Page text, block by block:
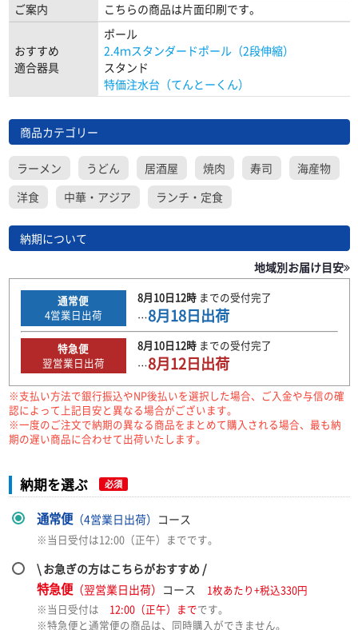
ご案内
こちらの商品は片面印刷です。
おすすめ
適合器具
ポール
2.4ｍスタンダードポール（2段伸縮）
スタンド
特価注水台（てんとーくん）
商品カテゴリー
ラーメン うどん 居酒屋 焼肉 寿司
海産物
洋食
中華・アジア ランチ・定食
納期について
地域別お届け目安
通常便
4営業日出荷
8月10日12時までの受付完了
…8月18日出荷
特急便
翌営業日出荷
8月10日12時までの受付完了
…8月12日出荷
※支払い方法で銀行振込やNP後払いを選択した場合、ご入金や与信の確
認によって上記目安と異なる場合がございます。
※一度のご注文で納期の異なる商品をまとめて購入される場合、最も納
期の遅い商品に合わせて出荷いたします。
納期を選ぶ 必須
通常便（4営業日出荷） コース
※当日受付は12:00（正午）までです。
\ お急ぎの方はこちらがおすすめ /
特急便（翌営業日出荷） コース
1枚あたり+税込330円
※当日受付は 12:00（正午）までです。
※特急便と通常便の商品は、同時購入ができません。